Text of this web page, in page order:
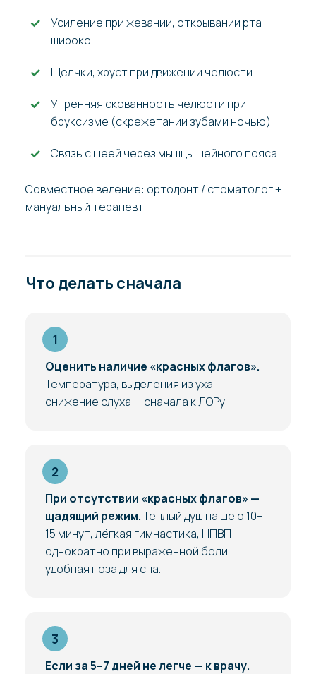
Усиление при жевании, открывании рта
широко.
Щелчки, хруст при движении челюсти.
Утренняя скованность челюсти при
бруксизме (скрежетании зубами ночью).
Связь с шеей через мышцы шейного пояса.
Совместное ведение: ортодонт / стоматолог +
мануальный терапевт.
Что делать сначала
Оценить наличие «красных флагов».
Температура, выделения из уха,
снижение слуха — сначала к ЛОРу.
При отсутствии «красных флагов» —
щадящий режим.Тёплый душ на шею 10–
15 минут, лёгкая гимнастика, НПВП
однократно при выраженной боли,
удобная поза для сна.
Если за 5–7 дней не легче — к врачу.